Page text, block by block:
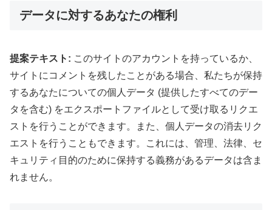
データに対するあなたの権利
提案テキスト: このサイトのアカウントを持っているか、
サイトにコメントを残したことがある場合、私たちが保持
するあなたについての個人データ (提供したすべてのデー
タを含む) をエクスポートファイルとして受け取るリクエ
ストを行うことができます。また、個人データの消去リク
エストを行うこともできます。これには、管理、法律、セ
キュリティ目的のために保持する義務があるデータは含ま
れません。